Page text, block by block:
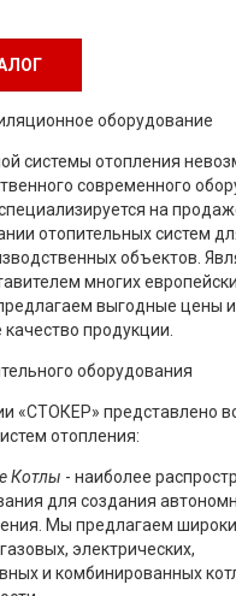
оборудование
системы отопления
современного
на
отопительных систем
объектов.
многих
выгодные цены и
продукции.
оборудования
«СТОКЕР» представлено
отопления:
Котлы - наиболее
для создания
Мы предлагаем
электрических,
и комбинированных